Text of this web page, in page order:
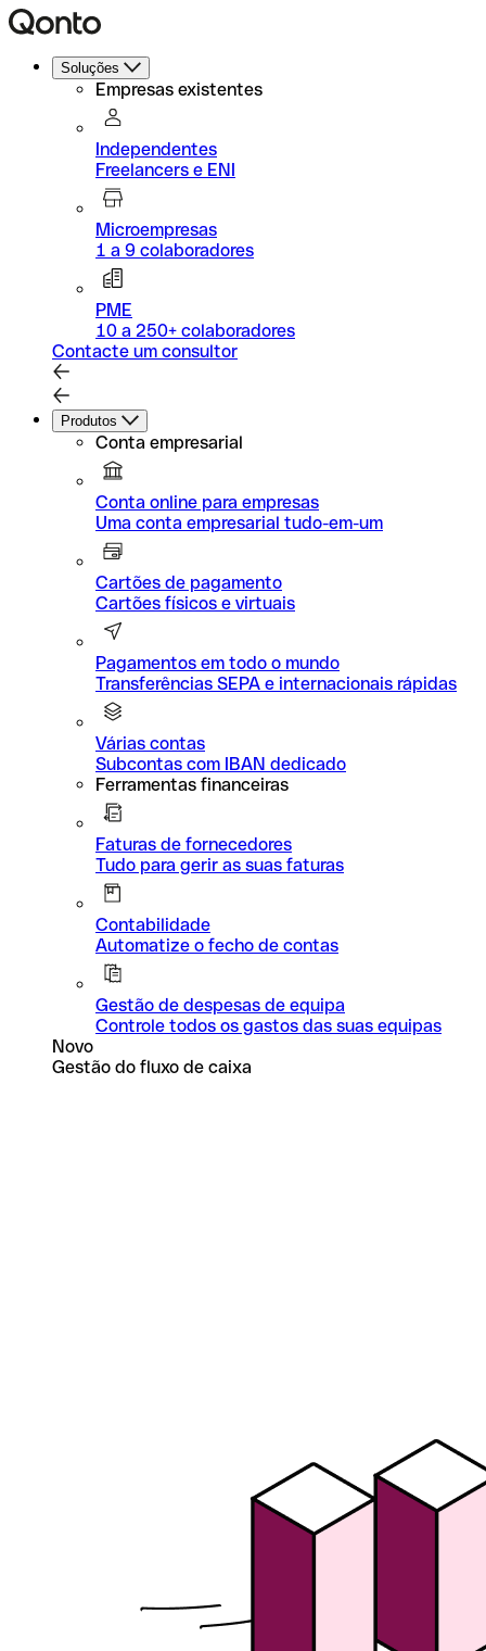
Soluções
Empresas existentes
Independentes
Freelancers e ENI
Microempresas
1 a 9 colaboradores
PME
10 a 250+ colaboradores
Contacte um consultor
Produtos
Conta empresarial
Conta online para empresas
Uma conta empresarial tudo-em-um
Cartões de pagamento
Cartões físicos e virtuais
Pagamentos em todo o mundo
Transferências SEPA e internacionais rápidas
Várias contas
Subcontas com IBAN dedicado
Ferramentas financeiras
Faturas de fornecedores
Tudo para gerir as suas faturas
Contabilidade
Automatize o fecho de contas
Gestão de despesas de equipa
Controle todos os gastos das suas equipas
Novo
Gestão do fluxo de caixa